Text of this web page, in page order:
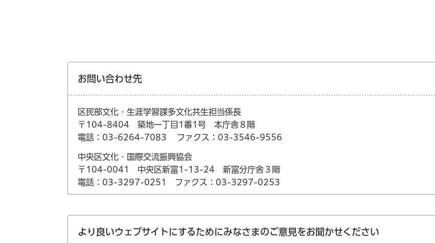
お問い合わせ先
区民部文化・生涯学習課多文化共生担当係長
〒104-8404 築地一丁目1番1号 本庁舎８階
電話：03-6264-7083
ファクス：03-3546-9556
中央区文化・国際交流振興協会
〒104-0041 中央区新富1-13-24 新富分庁舎３階
電話：03-3297-0251 ファクス：03-3297-0253
より良いウェブサイトにするためにみなさまのご意見をお聞かせください